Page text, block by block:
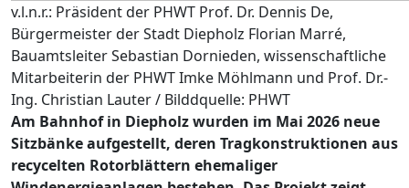
v.l.n.r.: Präsident der PHWT Prof. Dr. Dennis De,
Bürgermeister der Stadt Diepholz Florian Marré,
Bauamtsleiter Sebastian Dornieden, wissenschaftliche
Mitarbeiterin der PHWT Imke Möhlmann und Prof. Dr.-
Ing. Christian Lauter / Bilddquelle: PHWT
Am Bahnhof in Diepholz wurden im Mai 2026 neue
Sitzbänke aufgestellt, deren Tragkonstruktionen aus
recycelten Rotorblättern ehemaliger